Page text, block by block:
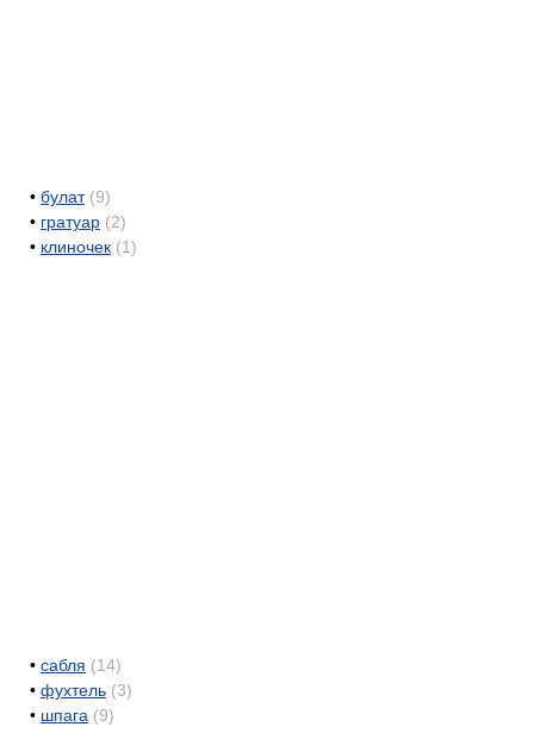
• булат (9)
• гратуар (2)
• клиночек (1)
• сабля (14)
• фухтель (3)
• шпага (9)